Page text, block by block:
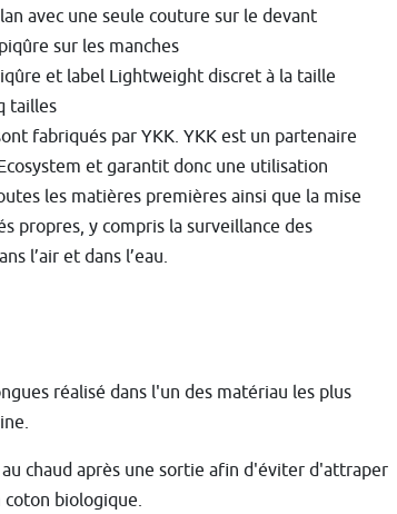
avec une seule couture sur le devant
sur les manches
et label Lightweight discret à la taille
tailles
fabriqués par YKK. YKK est un partenaire
et garantit donc une utilisation
les matières premières ainsi que la mise
propres, y compris la surveillance des
l’air et dans l’eau.
réalisé dans l'un des matériau les plus
chaud après une sortie afin d'éviter d'attraper
biologique.